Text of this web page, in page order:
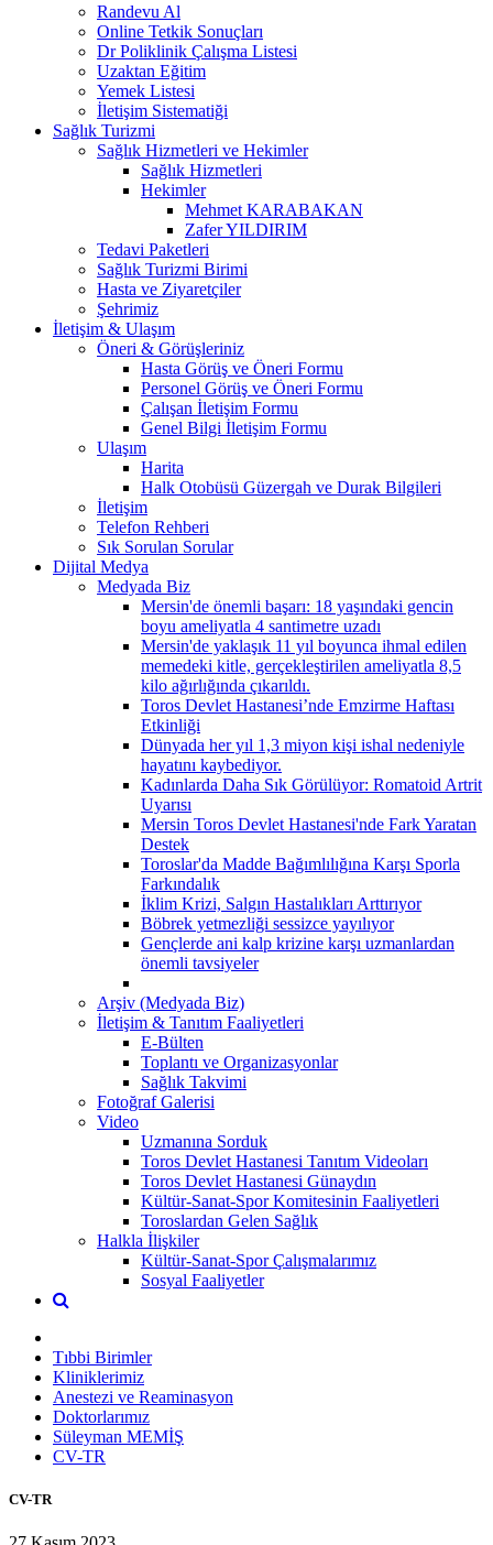
Randevu Al
Online Tetkik Sonuçları
Dr Poliklinik Çalışma Listesi
Uzaktan Eğitim
Yemek Listesi
İletişim Sistematiği
Sağlık Turizmi
Sağlık Hizmetleri ve Hekimler
Sağlık Hizmetleri
Hekimler
Mehmet KARABAKAN
Zafer YILDIRIM
Tedavi Paketleri
Sağlık Turizmi Birimi
Hasta ve Ziyaretçiler
Şehrimiz
İletişim & Ulaşım
Öneri & Görüşleriniz
Hasta Görüş ve Öneri Formu
Personel Görüş ve Öneri Formu
Çalışan İletişim Formu
Genel Bilgi İletişim Formu
Ulaşım
Harita
Halk Otobüsü Güzergah ve Durak Bilgileri
İletişim
Telefon Rehberi
Sık Sorulan Sorular
Dijital Medya
Medyada Biz
Mersin'de önemli başarı: 18 yaşındaki gencin
boyu ameliyatla 4 santimetre uzadı
Mersin'de yaklaşık 11 yıl boyunca ihmal edilen
memedeki kitle, gerçekleştirilen ameliyatla 8,5
kilo ağırlığında çıkarıldı.
Toros Devlet Hastanesi’nde Emzirme Haftası
Etkinliği
Dünyada her yıl 1,3 miyon kişi ishal nedeniyle
hayatını kaybediyor.
Kadınlarda Daha Sık Görülüyor: Romatoid Artrit
Uyarısı
Mersin Toros Devlet Hastanesi'nde Fark Yaratan
Destek
Toroslar'da Madde Bağımlılığına Karşı Sporla
Farkındalık
İklim Krizi, Salgın Hastalıkları Arttırıyor
Böbrek yetmezliği sessizce yayılıyor
Gençlerde ani kalp krizine karşı uzmanlardan
önemli tavsiyeler
Arşiv (Medyada Biz)
İletişim & Tanıtım Faaliyetleri
E-Bülten
Toplantı ve Organizasyonlar
Sağlık Takvimi
Fotoğraf Galerisi
Video
Uzmanına Sorduk
Toros Devlet Hastanesi Tanıtım Videoları
Toros Devlet Hastanesi Günaydın
Kültür-Sanat-Spor Komitesinin Faaliyetleri
Toroslardan Gelen Sağlık
Halkla İlişkiler
Kültür-Sanat-Spor Çalışmalarımız
Sosyal Faaliyetler
Tıbbi Birimler
Kliniklerimiz
Anestezi ve Reaminasyon
Doktorlarımız
Süleyman MEMİŞ
CV-TR
CV-TR